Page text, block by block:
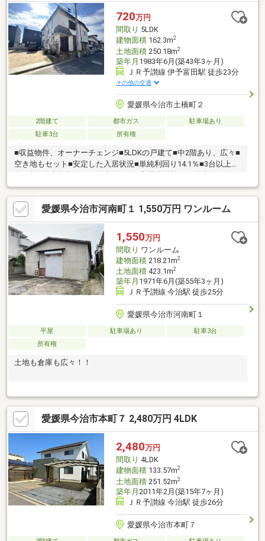
720万円
間取り 5LDK
建物面積162.3m2
土地面積250.18m2
築年月 1983年6月(築43年3ヶ月)
ＪＲ予讃線 伊予富田駅 徒歩23分
その他の交通
愛媛県今治市土橋町２
2階建て 都市ガス
駐車場あり
駐車3台
所有権
■収益物件、オーナーチェンジ■5LDKの戸建て■中2階あり、広々■
空き地もセット■安定した入居状況■単純利回り14.1％■3台以上駐
ハローズ今治店まで徒歩約7分□立花幼稚園まで徒歩約7分□セブン
イレブン今治北鳥生町4丁目まで徒歩約7分□ダイレックス今治店
まで徒歩約9分□上原内科まで車で約2分□竹内外科・胃腸科まで車
で約3分□mac JA今治花店まで車で約3分□JA今治立花 くみあいマ
ーケット郷まで車で約3分□レディ薬局 北高下店まで車で約3分□フ
レスポ今治まで車で約4分お気軽にお問い合わせください♪
愛媛県今治市河南町１ 1,550万円 ワンルーム
1,550万円
間取り ワンルーム
建物面積218.21m2
土地面積423.1m2
築年月 1971年6月(築55年3ヶ月)
ＪＲ予讃線 今治駅 徒歩25分
愛媛県今治市河南町１
平屋 駐車場あり
駐車3台
所有権
土地も倉庫も広々！！
愛媛県今治市本町７ 2,480万円 4LDK
2,480万円
間取り 4LDK
建物面積133.57m2
土地面積251.52m2
築年月 2011年2月(築15年7ヶ月)
ＪＲ予讃線 今治駅 徒歩26分
愛媛県今治市本町７